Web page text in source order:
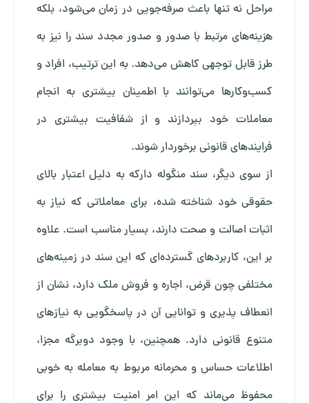
مراحل نه تنها باعث صرفه‌جویی در زمان می‌شود، بلکه
هزینه‌های مرتبط با صدور و صدور مجدد سند را نیز به
طرز قابل توجهی کاهش می‌دهد. به این ترتیب، افراد و
کسب‌وکارها می‌توانند با اطمینان بیشتری به انجام
معاملات خود بپردازند و از شفافیت بیشتری در
فرایندهای قانونی برخوردار شوند.
از سوی دیگر، سند منگوله دارکه به دلیل اعتبار بالای
حقوقی خود شناخته شده، برای معاملاتی که نیاز به
اثبات اصالت و صحت دارند، بسیار مناسب است. علاوه
بر این، کاربردهای گسترده‌ای که این سند در زمینه‌های
مختلفی چون قرض، اجاره و فروش ملک دارد، نشان از
انعطاف پذیری و توانایی آن در پاسخگویی به نیازهای
متنوع قانونی دارد. همچنین، با وجود دوبرگه مجزا،
اطلاعات حساس و محرمانه مربوط به معامله به خوبی
محفوظ می‌ماند که این امر امنیت بیشتری را برای